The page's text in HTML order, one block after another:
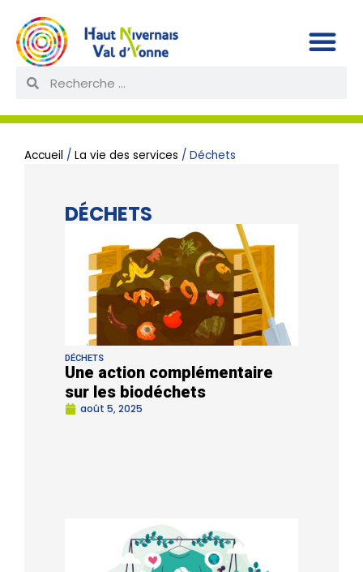
Accueil / La vie des services / Déchets
DÉCHETS
DÉCHETS
Une action complémentaire
sur les biodéchets
août 5, 2025